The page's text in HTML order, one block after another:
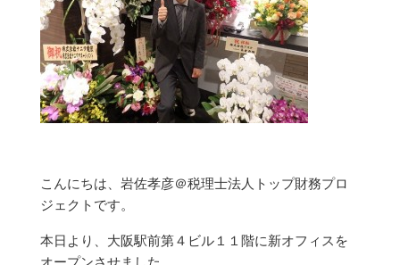
こんにちは、岩佐孝彦＠税理士法人トップ財務プロ
ジェクトです。
本日より、大阪駅前第４ビル１１階に新オフィスを
オープンさせました。